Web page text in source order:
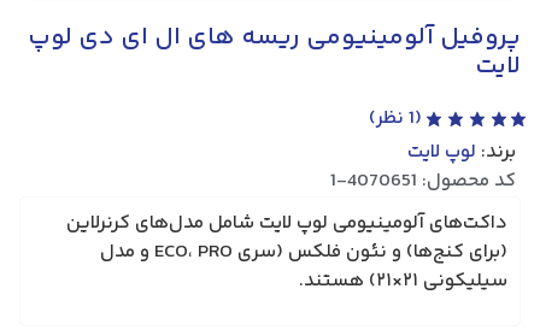
پروفیل آلومینیومی ریسه های ال ای دی لوپ
لایت
(
1 نظر)
برند: لوپ لایت
کد محصول: 4070651-1
داکت‌های آلومینیومی لوپ لایت شامل مدل‌های کرنرلاین
(برای کنج‌ها) و نئون فلکس
(سری ECO، PRO و مدل
سیلیکونی ۲۱×۲۱) هستند.